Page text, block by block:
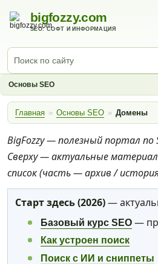
bigfozzy.com
SEO: СОФТ И ИНФОРМАЦИЯ
Основы SEO
Главная » Основы SEO » Домены
BigFozzy — полезный портал по
Сверху — актуальные
список (часть — архив / история
Старт здесь (2026)—
Базовый курс SEO—
Как устроен поиск
Поиск с ИИ и сниппеты